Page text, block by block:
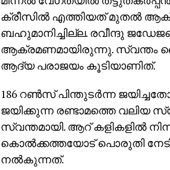
ക്രീസില്‍ എത്തിയത് മുതല്‍
ബഹുമാനിച്ചില്ല. രവീന്ദു
ആക്രമണമായിരുന്നു. സ്വന്തം
ആദ്യ പരാജയം കൂടിയാണിത്.
186 റണ്‍സ് പിന്തുടര്‍ന്ന
ജയിക്കുന്ന രണ്ടാമത്തെ വലിയ
സ്വന്തമായി. ആറ് കളികളില്‍
കൊല്‍ക്കത്തയോട് പൊരുതി
നല്‍കുന്നത്.